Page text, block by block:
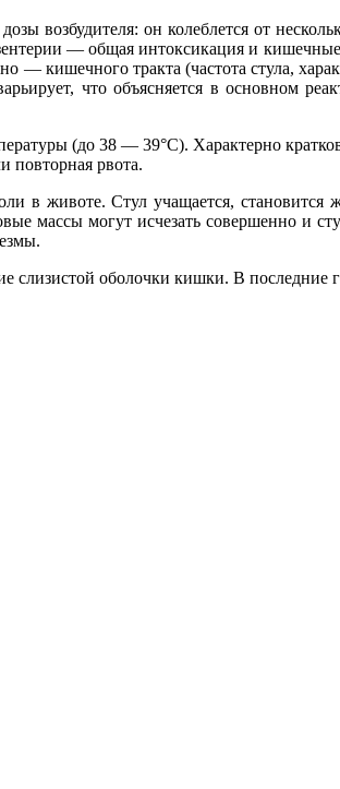
возбудителя: он колеблется от
— общая интоксикация и кишечные
кишечного тракта (частота стула,
что объясняется в основном
(до 38 — 39°С). Характерно
повторная рвота.
в животе. Стул учащается,
массы могут исчезать совершенно и
слизистой оболочки кишки. В последние